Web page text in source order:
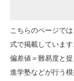
こちらのページで
式で掲載しています
偏差値＝難易度と
進学塾などが行う